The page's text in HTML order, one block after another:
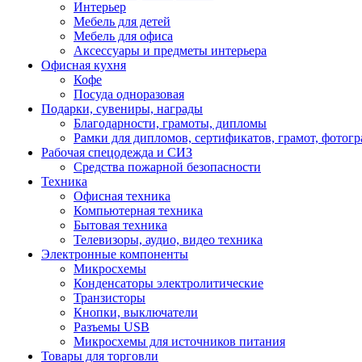
Интерьер
Мебель для детей
Мебель для офиса
Аксессуары и предметы интерьера
Офисная кухня
Кофе
Посуда одноразовая
Подарки, сувениры, награды
Благодарности, грамоты, дипломы
Рамки для дипломов, сертификатов, грамот,
Рабочая спецодежда и СИЗ
Средства пожарной безопасности
Техника
Офисная техника
Компьютерная техника
Бытовая техника
Телевизоры, аудио, видео техника
Электронные компоненты
Микросхемы
Конденсаторы электролитические
Транзисторы
Кнопки, выключатели
Разъемы USB
Микросхемы для источников питания
Товары для торговли